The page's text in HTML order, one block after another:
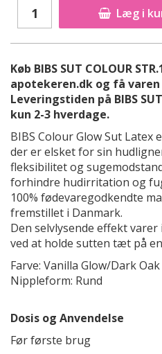
Læg i
Køb BIBS SUT COLOUR
apotekeren.dk og få
Leveringstiden på BIBS
kun 2-3 hverdage.
BIBS Colour Glow Sut
der er elsket for sin
fleksibilitet og
forhindre hudirritation og
100% fødevaregodkendte
fremstillet i Danmark.
Den selvlysende effekt
ved at holde sutten tæt på
Farve: Vanilla Glow/Dark
Nippleform: Rund
Dosis og Anvendelse
Før første brug